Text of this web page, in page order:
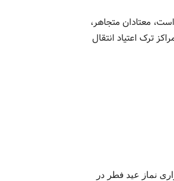
معتادان متجاهر،
ترک اعتیاد انتقال
نماز عید فطر در